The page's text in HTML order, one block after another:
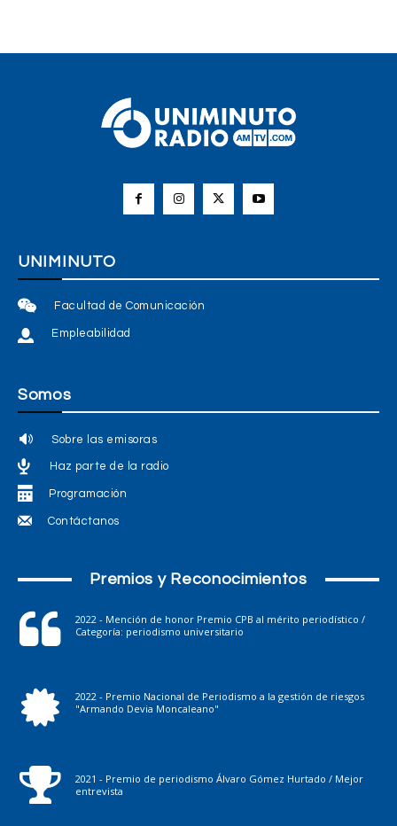
UNIMINUTO
Facultad de Comunicación
Empleabilidad
Somos
Sobre las emisoras
Haz parte de la radio
Programación
Contáctanos
Premios y Reconocimientos
2022 - Mención de honor Premio CPB al mérito periodístico /
Categoría: periodismo universitario
2022 - Premio Nacional de Periodismo a la gestión de riesgos
"Armando Devia Moncaleano"
2021 - Premio de periodismo Álvaro Gómez Hurtado / Mejor
entrevista